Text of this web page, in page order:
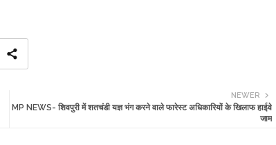
NEWER
MP NEWS- शिवपुरी में शतचंडी यज्ञ भंग करने वाले फारेस्ट अधिकारियों के खिलाफ हाईवे
जाम